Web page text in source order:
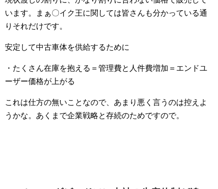
います。まぁ〇イク王に関しては皆さんも分かっている通
りそれだけです。
安定して中古車体を供給するために
・たくさん在庫を抱える＝管理費と人件費増加＝エンドユ
ーザー価格が上がる
これは仕方の無いことなので、あまり悪く言うのは控えよ
うかな。あくまで企業戦略と存続のためですので。